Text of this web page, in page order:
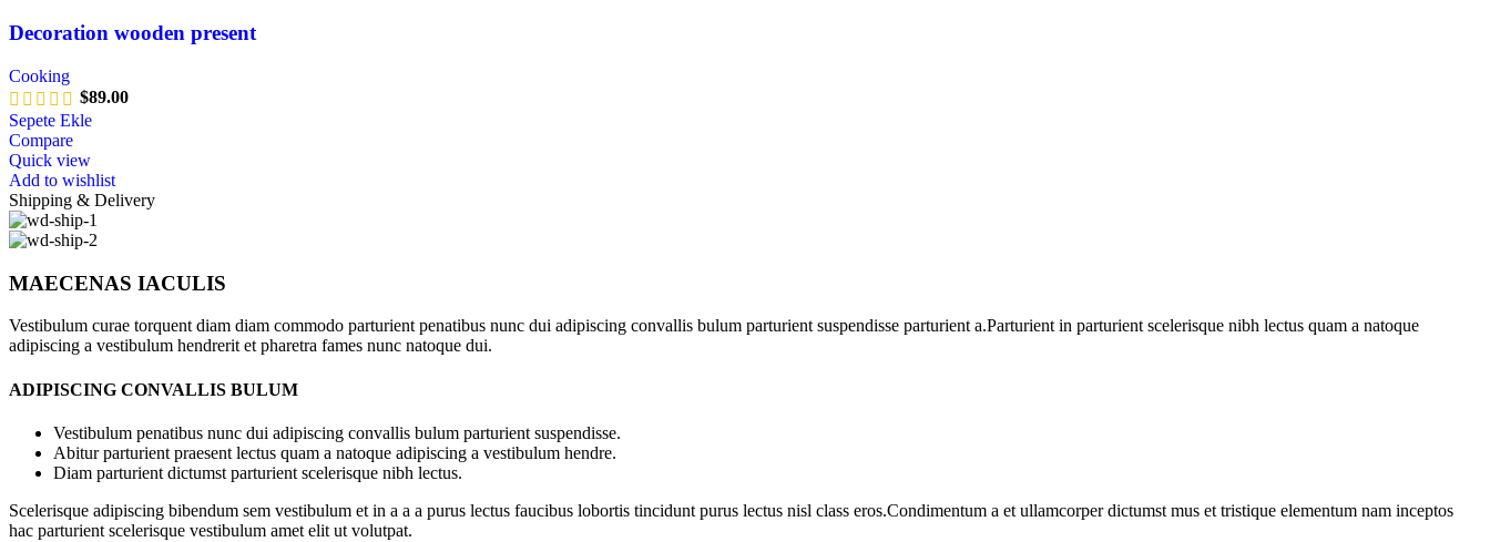
Decoration wooden present
Cooking
$89.00
Sepete Ekle
Compare
Quick view
Add to wishlist
Shipping & Delivery
MAECENAS IACULIS
Vestibulum curae torquent diam diam commodo parturient penatibus nunc dui adipiscing convallis bulum parturient suspendisse parturient a.Parturient in parturient scelerisque nibh lectus quam a natoque
adipiscing a vestibulum hendrerit et pharetra fames nunc natoque dui.
ADIPISCING CONVALLIS BULUM
Vestibulum penatibus nunc dui adipiscing convallis bulum parturient suspendisse.
Abitur parturient praesent lectus quam a natoque adipiscing a vestibulum hendre.
Diam parturient dictumst parturient scelerisque nibh lectus.
Scelerisque adipiscing bibendum sem vestibulum et in a a a purus lectus faucibus lobortis tincidunt purus lectus nisl class eros.Condimentum a et ullamcorper dictumst mus et tristique elementum nam inceptos
hac parturient scelerisque vestibulum amet elit ut volutpat.